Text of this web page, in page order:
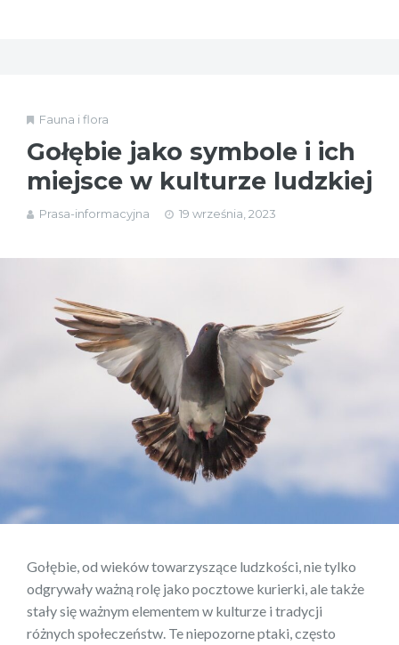
Fauna i flora
Gołębie jako symbole i ich
miejsce w kulturze ludzkiej
Prasa-informacyjna 19 września, 2023
Gołębie, od wieków towarzyszące ludzkości, nie tylko
odgrywały ważną rolę jako pocztowe kurierki, ale także
stały się ważnym elementem w kulturze i tradycji
różnych społeczeństw. Te niepozorne ptaki, często